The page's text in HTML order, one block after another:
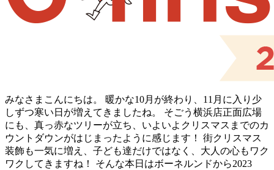
みなさまこんにちは。 暖かな10月が終わり、11月に入り少
しずつ寒い日が増えてきましたね。 そごう横浜店正面広場
にも、真っ赤なツリーが立ち、いよいよクリスマスまでのカ
ウントダウンがはじまったように感じます！ 街クリスマス
装飾も一気に増え、子ども達だけではなく、大人の心もワク
ワクしてきますね！ そんな本日はボーネルンドから2023